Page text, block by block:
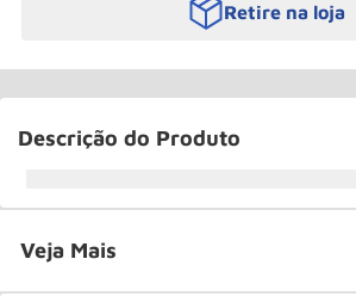
Retire na loja
Descrição do Produto
Veja Mais